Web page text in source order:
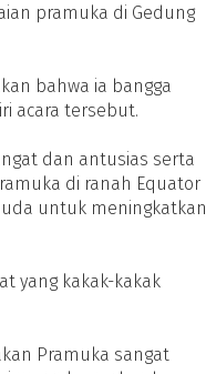
pramuka di Gedung
bahwa ia bangga
acara tersebut.
dan antusias serta
di ranah Equator
untuk meningkatkan
yang kakak-kakak
Pramuka sangat